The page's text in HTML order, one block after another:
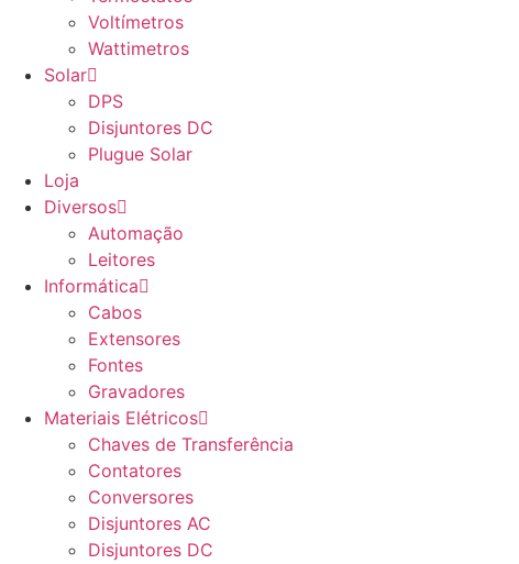
Voltímetros
Wattimetros
Solar
DPS
Disjuntores DC
Plugue Solar
Loja
Diversos
Automação
Leitores
Informática
Cabos
Extensores
Fontes
Gravadores
Materiais Elétricos
Chaves de Transferência
Contatores
Conversores
Disjuntores AC
Disjuntores DC